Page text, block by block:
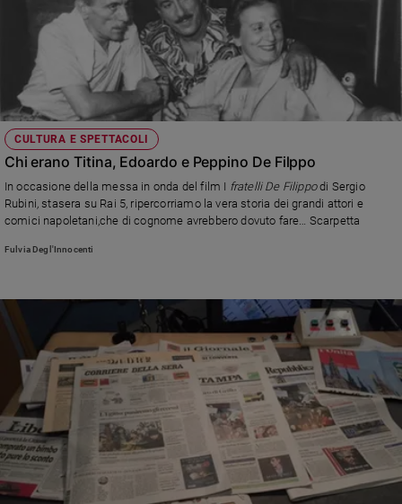
Riflessioni
Foto
Video
Podcast
Privacy
Policy
siamo
Contatti
Registrati
Redazione
CULTURA E SPETTACOLI
Chi erano Titina, Edoardo e Peppino De Filppo
In occasione della messa in onda del film I fratelli De Filippodi Sergio
Rubini,stasera su Rai 5, ripercorriamo la vera storia dei grandi attori e
comici napoletani,che di cognome avrebbero dovuto fare… Scarpetta
Fulvia Degl'Innocenti